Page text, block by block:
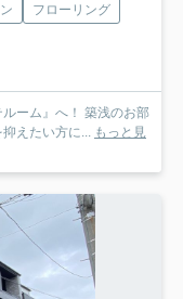
フローリング
ルーム』へ！ 築浅のお部
えたい方に... もっと見